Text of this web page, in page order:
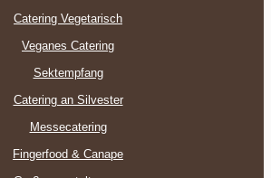
Catering Vegetarisch
Veganes Catering
Sektempfang
Catering an Silvester
Messecatering
Fingerfood & Canape